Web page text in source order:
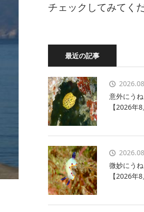
チェックしてみてく
最近の記事
意外にう
【2026年8
微妙にう
【2026年8